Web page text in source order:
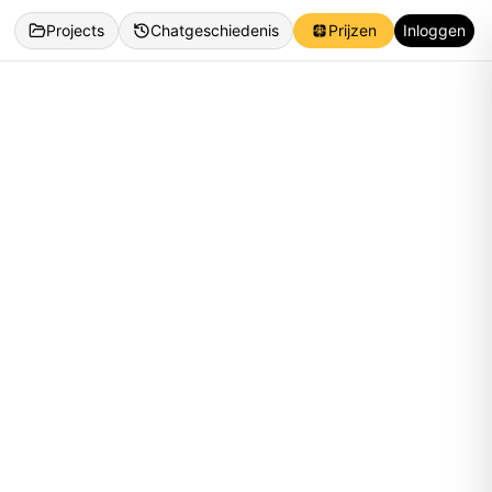
Projects Chatgeschiedenis Prijzen Inloggen